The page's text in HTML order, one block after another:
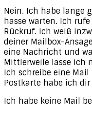
Nein. Ich habe lange
hasse warten. Ich
Rückruf. Ich weiß
deiner Mailbox-
eine Nachricht und
Mittlerweile lasse ich
Ich schreibe eine
Postkarte habe ich dir
Ich habe keine Mail